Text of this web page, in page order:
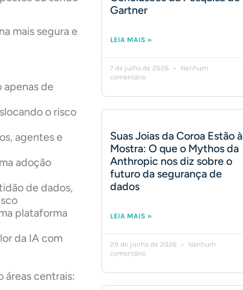
mais segura e
apenas de
o risco
agentes e
adoção
de dados,
plataforma
da IA com
áreas centrais:
Gartner
LEIA MAIS »
7 de julho de 2026
Nenhum
comentário
Suas Joias da Coroa Estão à
Mostra: O que o Mythos da
Anthropic nos diz sobre o
futuro da segurança de
dados
LEIA MAIS »
29 de junho de 2026
Nenhum
comentário